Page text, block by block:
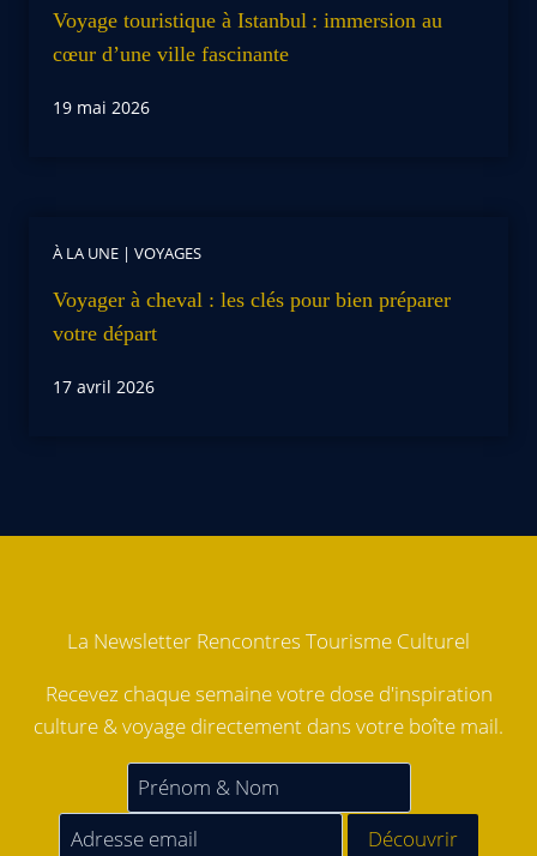
Voyage touristique à Istanbul : immersion au
cœur d’une ville fascinante
19 mai 2026
À LA UNE | VOYAGES
Voyager à cheval : les clés pour bien préparer
votre départ
17 avril 2026
La Newsletter Rencontres Tourisme Culturel
Recevez chaque semaine votre dose d'inspiration
culture & voyage directement dans votre boîte mail.